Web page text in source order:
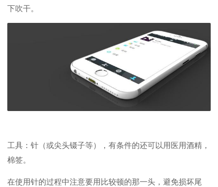
下吹干。
工具：针（或尖头镊子等），有条件的还可以用医用酒精，
棉签。
在使用针的过程中注意要用比较顿的那一头，避免损坏尾